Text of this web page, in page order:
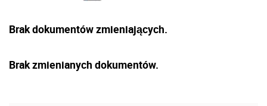
Brak dokumentów zmieniających.
Brak zmienianych dokumentów.